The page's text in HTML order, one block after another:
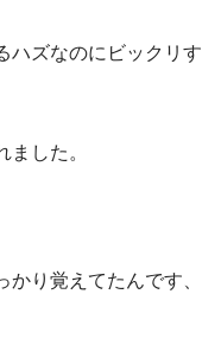
ハズなのにビックリす
した。
り覚えてたんです、